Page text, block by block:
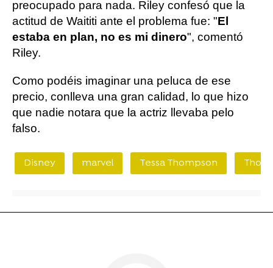
preocupado para nada. Riley confesó que la
actitud de Waititi ante el problema fue: "El
estaba en plan, no es mi dinero", comentó
Riley.
Como podéis imaginar una peluca de ese
precio, conlleva una gran calidad, lo que hizo
que nadie notara que la actriz llevaba pelo
falso.
Disney marvel Tessa Thompson Thor